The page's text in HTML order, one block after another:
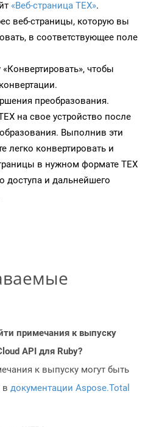
«Веб-страница TEX».
веб-страницы, которую вы
в соответствующее поле
чтобы
преобразования.
на свое устройство после
Выполнив эти
легко конвертировать и
в нужном формате TEX
доступа и дальнейшего
примечания к выпуску
API для Ruby?
к выпуску могут быть
в документации Aspose.Total